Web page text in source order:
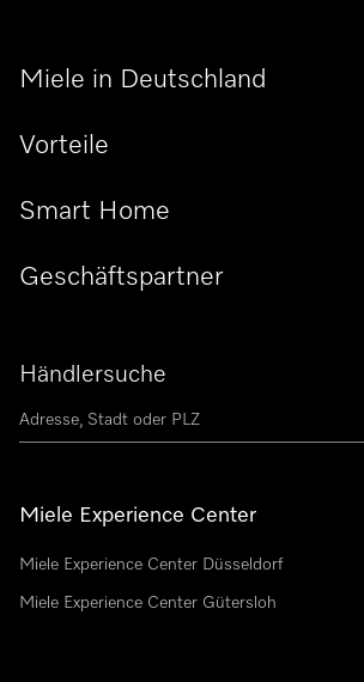
Händlersuche
Miele Experience Center
Miele Experience Center Düsseldorf
Miele Experience Center Gütersloh
Miele in Deutschland
Vorteile
Smart Home
Geschäftspartner